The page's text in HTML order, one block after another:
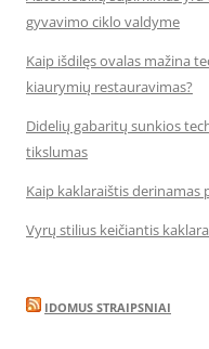
gyvavimo ciklo valdyme
Kaip išdilęs ovalas mažina
kiaurymių restauravimas?
Didelių gabaritų sunkios
tikslumas
Kaip kaklaraištis derinamas
Vyrų stilius keičiantis
IDOMUS STRAIPSNIAI